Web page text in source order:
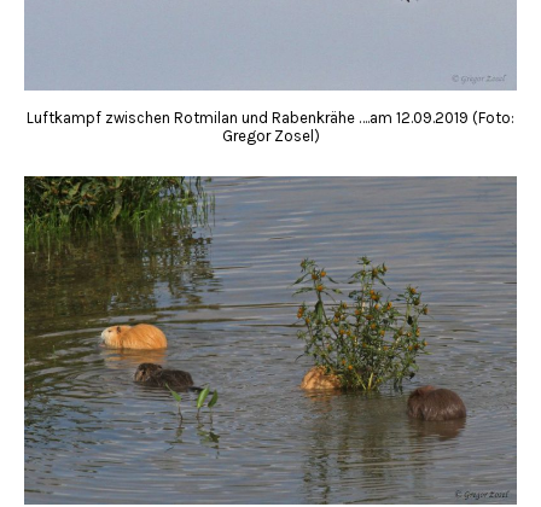
Luftkampf zwischen Rotmilan und Rabenkrähe ….am 12.09.2019 (Foto:
Gregor Zosel)